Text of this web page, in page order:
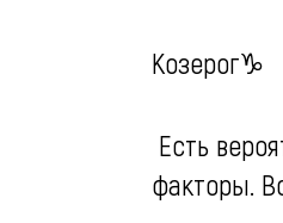
Козерог♑️
Есть
факторы.